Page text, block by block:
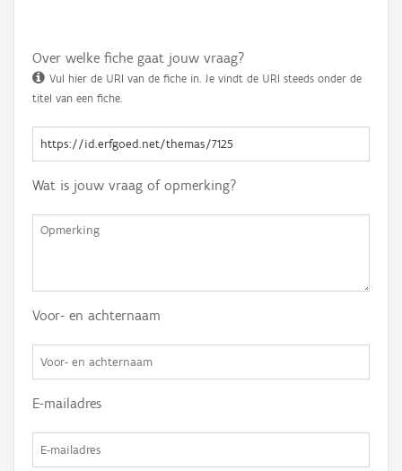
Over welke fiche gaat jouw vraag?
Vul hier de URI van de fiche in. Je vindt de URI steeds onder de
titel van een fiche.
Wat is jouw vraag of opmerking?
Voor- en achternaam
E-mailadres